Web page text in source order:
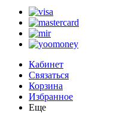
Кабинет
Связаться
Корзина
Избранное
Еще